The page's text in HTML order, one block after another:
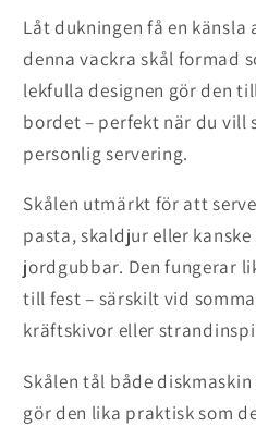
Låt dukningen få en känsla
denna vackra skål formad
lekfulla designen gör den
bordet – perfekt när du vill
personlig servering.
Skålen utmärkt för att
pasta, skaldjur eller
jordgubbar. Den fungerar
till fest – särskilt vid
kräftskivor eller
Skålen tål både
gör den lika praktisk som